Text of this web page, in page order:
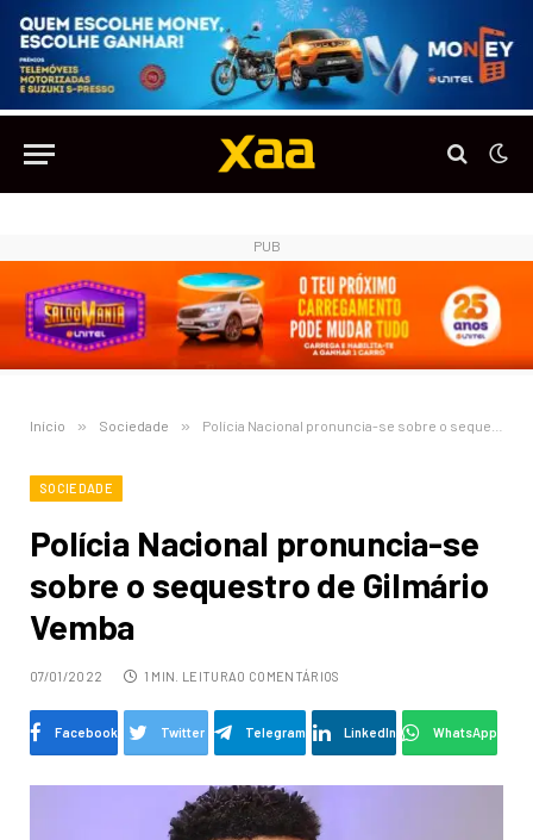
PUB
Início » Sociedade » Polícia Nacional pronuncia-se sobre o sequestro de Gilmário Vemba
SOCIEDADE
Polícia Nacional pronuncia-se
sobre o sequestro de Gilmário
Vemba
07/01/2022 1 MIN. LEITURA0 COMENTÁRIOS
Facebook Twitter Telegram LinkedIn WhatsApp